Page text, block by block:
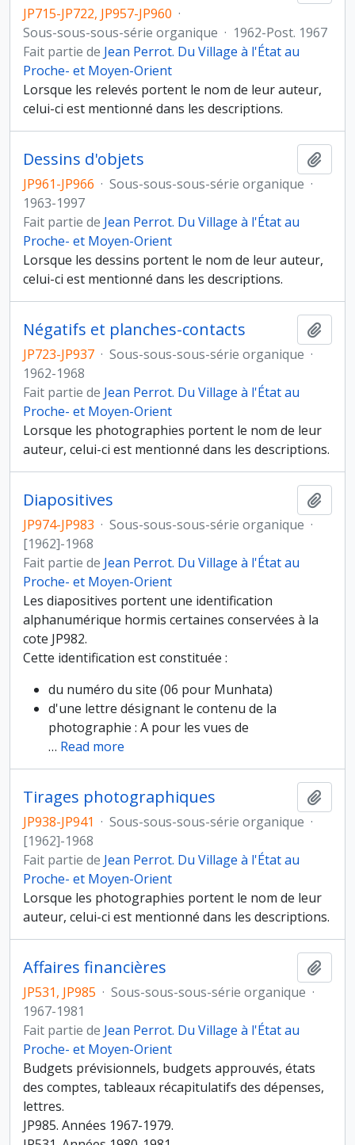
JP715-JP722, JP957-JP960 ·
Sous-sous-sous-série organique · 1962-Post. 1967
Fait partie de Jean Perrot. Du Village à l'État au
Proche- et Moyen-Orient
Lorsque les relevés portent le nom de leur auteur,
celui-ci est mentionné dans les descriptions.
Dessins d'objets
JP961-JP966 · Sous-sous-sous-série organique ·
1963-1997
Fait partie de Jean Perrot. Du Village à l'État au
Proche- et Moyen-Orient
Lorsque les dessins portent le nom de leur auteur,
celui-ci est mentionné dans les descriptions.
Négatifs et planches-contacts
JP723-JP937 · Sous-sous-sous-série organique ·
1962-1968
Fait partie de Jean Perrot. Du Village à l'État au
Proche- et Moyen-Orient
Lorsque les photographies portent le nom de leur
auteur, celui-ci est mentionné dans les descriptions.
Diapositives
JP974-JP983 · Sous-sous-sous-série organique ·
[1962]-1968
Fait partie de Jean Perrot. Du Village à l'État au
Proche- et Moyen-Orient
Les diapositives portent une identification
alphanumérique hormis certaines conservées à la
cote JP982.
Cette identification est constituée :
du numéro du site (06 pour Munhata)
d'une lettre désignant le contenu de la
photographie : A pour les vues de
… Read more
Tirages photographiques
JP938-JP941 · Sous-sous-sous-série organique ·
[1962]-1968
Fait partie de Jean Perrot. Du Village à l'État au
Proche- et Moyen-Orient
Lorsque les photographies portent le nom de leur
auteur, celui-ci est mentionné dans les descriptions.
Affaires financières
JP531, JP985 · Sous-sous-sous-série organique ·
1967-1981
Fait partie de Jean Perrot. Du Village à l'État au
Proche- et Moyen-Orient
Budgets prévisionnels, budgets approuvés, états
des comptes, tableaux récapitulatifs des dépenses,
lettres.
JP985. Années 1967-1979.